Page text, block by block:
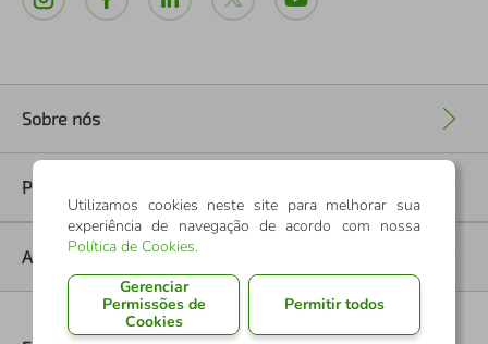
Sobre nós
Políticas
Ajuda
Utilizamos cookies neste site para melhorar sua
experiência de navegação de acordo com nossa
Política de Cookies.
Gerenciar
Permissões de
Cookies
Permitir todos